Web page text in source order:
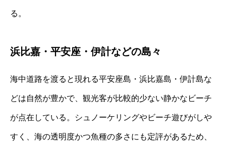
る。
浜比嘉・平安座・伊計などの島々
海中道路を渡ると現れる平安座島・浜比嘉島・伊計島な
どは自然が豊かで、観光客が比較的少ない静かなビーチ
が点在している。シュノーケリングやビーチ遊びがしや
すく、海の透明度かつ魚種の多さにも定評があるため、